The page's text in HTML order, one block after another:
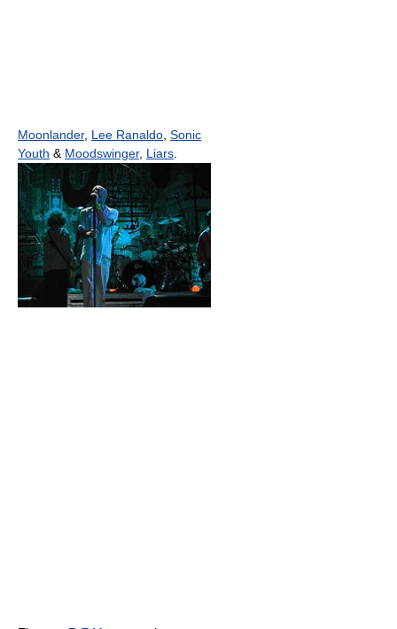
Moonlander, Lee Ranaldo, Sonic
Youth & Moodswinger, Liars.